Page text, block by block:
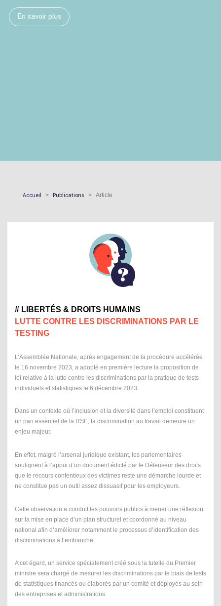
En savoir plus
Accueil Publications Article
# LIBERTÉS & DROITS HUMAINS
LUTTE CONTRE LES DISCRIMINATIONS PAR LE
TESTING
L’Assemblée Nationale, après engagement de la procédure accélérée
le 16 novembre 2023, a adopté en première lecture la proposition de
loi relative à la lutte contre les discriminations par la pratique de tests
individuels et statistiques le 6 décembre 2023.
Dans un contexte où l’inclusion et la diversité dans l’emploi constituent
un pan essentiel de la RSE, la discrimination au travail demeure un
enjeu majeur.
En effet, malgré l’arsenal juridique existant, les parlementaires
soulignent à l’appui d’un document édicté par le Défenseur des droits
que le recours contentieux des victimes reste une démarche lourde et
ne constitue pas un outil assez dissuasif pour les employeurs.
Cette observation a conduit les pouvoirs publics à mener une réflexion
sur la mise en place d’un plan structurel et coordonné au niveau
national afin d’améliorer notamment le processus d’identification des
discriminations à l’embauche.
A cet égard, un service spécialement créé sous la tutelle du Premier
ministre sera chargé de mesurer les discriminations par le biais de tests
de statistiques financés ou élaborés par un comité et déployés au sein
des entreprises et administrations.